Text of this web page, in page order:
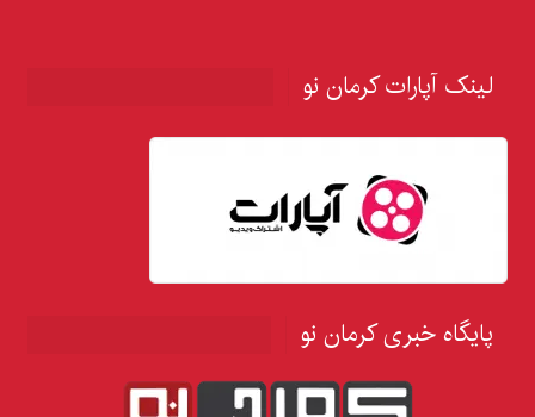
لینک آپارات کرمان نو
پایگاه خبری کرمان نو